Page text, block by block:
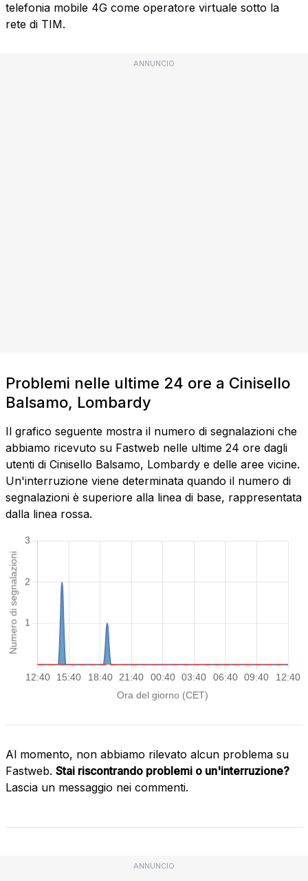
telefonia mobile 4G come operatore virtuale sotto la
rete di TIM.
ANNUNCIO
Problemi nelle ultime 24 ore a Cinisello
Balsamo, Lombardy
Il grafico seguente mostra il numero di segnalazioni che
abbiamo ricevuto su Fastweb nelle ultime 24 ore dagli
utenti di Cinisello Balsamo, Lombardy e delle aree vicine.
Un'interruzione viene determinata quando il numero di
segnalazioni è superiore alla linea di base, rappresentata
dalla linea rossa.
Al momento, non abbiamo rilevato alcun problema su
Fastweb. Stai riscontrando problemi o un'interruzione?
Lascia un messaggio nei commenti.
ANNUNCIO